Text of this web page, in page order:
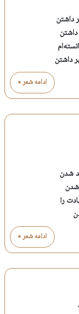
داشتن
داشتن
داشتن
ادامه شعر »
شدن
را
ادامه شعر »